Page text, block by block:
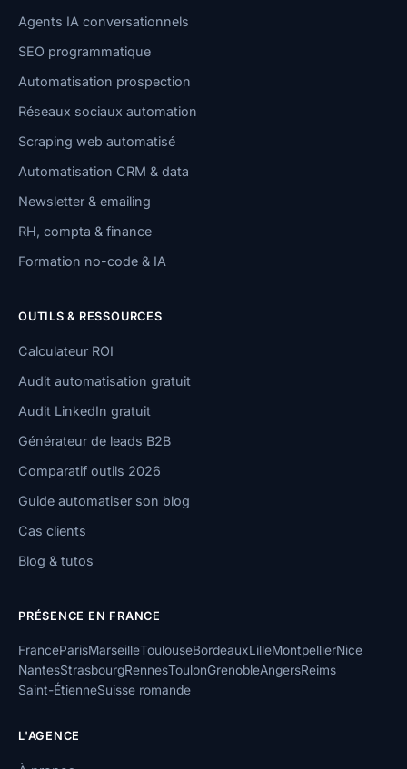
Agents IA conversationnels
SEO programmatique
Automatisation prospection
Réseaux sociaux automation
Scraping web automatisé
Automatisation CRM & data
Newsletter & emailing
RH, compta & finance
Formation no-code & IA
OUTILS & RESSOURCES
Calculateur ROI
Audit automatisation gratuit
Audit LinkedIn gratuit
Générateur de leads B2B
Comparatif outils 2026
Guide automatiser son blog
Cas clients
Blog & tutos
PRÉSENCE EN FRANCE
FranceParisMarseilleToulouseBordeauxLilleMontpellierNice
NantesStrasbourgRennesToulonGrenobleAngersReims
Saint-ÉtienneSuisse romande
L'AGENCE